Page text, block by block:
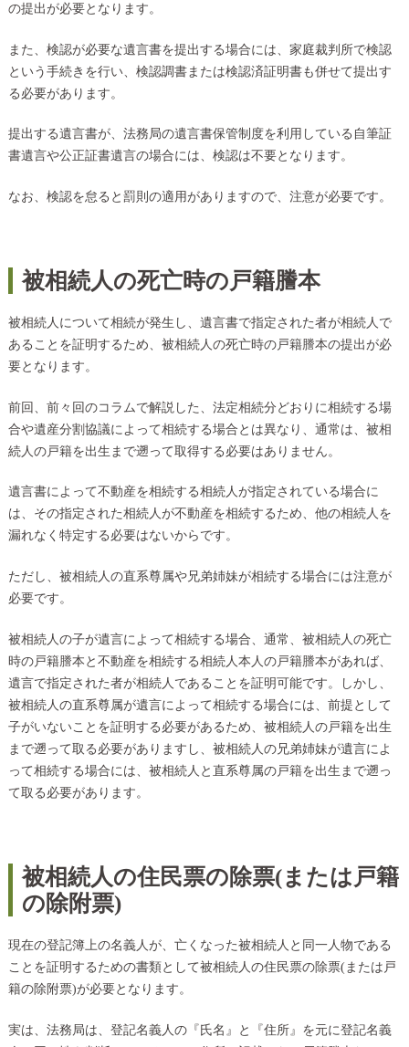
の提出が必要となります。
また、検認が必要な遺言書を提出する場合には、家庭裁判所で検認
という手続きを行い、検認調書または検認済証明書も併せて提出す
る必要があります。
提出する遺言書が、法務局の遺言書保管制度を利用している自筆証
書遺言や公正証書遺言の場合には、検認は不要となります。
なお、検認を怠ると罰則の適用がありますので、注意が必要です。
被相続人の死亡時の戸籍謄本
被相続人について相続が発生し、遺言書で指定された者が相続人で
あることを証明するため、被相続人の死亡時の戸籍謄本の提出が必
要となります。
前回、前々回のコラムで解説した、法定相続分どおりに相続する場
合や遺産分割協議によって相続する場合とは異なり、通常は、被相
続人の戸籍を出生まで遡って取得する必要はありません。
遺言書によって不動産を相続する相続人が指定されている場合に
は、その指定された相続人が不動産を相続するため、他の相続人を
漏れなく特定する必要はないからです。
ただし、被相続人の直系尊属や兄弟姉妹が相続する場合には注意が
必要です。
被相続人の子が遺言によって相続する場合、通常、被相続人の死亡
時の戸籍謄本と不動産を相続する相続人本人の戸籍謄本があれば、
遺言で指定された者が相続人であることを証明可能です。しかし、
被相続人の直系尊属が遺言によって相続する場合には、前提として
子がいないことを証明する必要があるため、被相続人の戸籍を出生
まで遡って取る必要がありますし、被相続人の兄弟姉妹が遺言によ
って相続する場合には、被相続人と直系尊属の戸籍を出生まで遡っ
て取る必要があります。
被相続人の住民票の除票(または戸籍
の除附票)
現在の登記簿上の名義人が、亡くなった被相続人と同一人物である
ことを証明するための書類として被相続人の住民票の除票(または戸
籍の除附票)が必要となります。
実は、法務局は、登記名義人の『氏名』と『住所』を元に登記名義